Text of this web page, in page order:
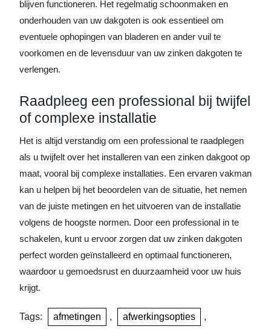
blijven functioneren. Het regelmatig schoonmaken en
onderhouden van uw dakgoten is ook essentieel om
eventuele ophopingen van bladeren en ander vuil te
voorkomen en de levensduur van uw zinken dakgoten te
verlengen.
Raadpleeg een professional bij twijfel
of complexe installatie
Het is altijd verstandig om een professional te raadplegen
als u twijfelt over het installeren van een zinken dakgoot op
maat, vooral bij complexe installaties. Een ervaren vakman
kan u helpen bij het beoordelen van de situatie, het nemen
van de juiste metingen en het uitvoeren van de installatie
volgens de hoogste normen. Door een professional in te
schakelen, kunt u ervoor zorgen dat uw zinken dakgoten
perfect worden geïnstalleerd en optimaal functioneren,
waardoor u gemoedsrust en duurzaamheid voor uw huis
krijgt.
Tags: afmetingen , afwerkingsopties ,